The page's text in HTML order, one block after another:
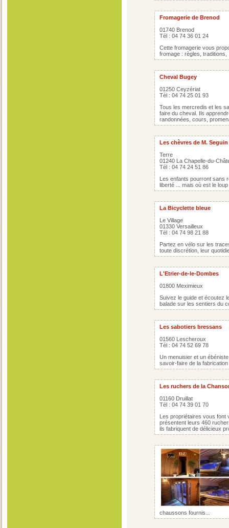
Fromagerie de Brenod
01740 Brenod
Tél : 04 74 36 01 24
Cette fromagerie vous
fromage : règles, traditions,
Cheval Bugey
01250 Ceyzériat
Tél : 04 74 25 01 93
Tous les mercredis et les
faire du cheval. Ils
randonnées, cours,
Les chèvres de M. Seguin
Terre
01240 La Chapelle-du-
Tél : 04 74 24 51 86
Les enfants pourront sans
liberté ... mais où est le loup
La Bicyclette bleue
Le Village
01330 Versailleux
Tél : 04 74 98 21 88
Partez en vélo sur les
toute discrétion, leur
L'Etrier-de-le-Dombes
01800 Meximieux
Suivez le guide et écoutez
balade sur les sentiers du
Les sabotiers bressans
01560 Lescheroux
Tél : 04 74 52 69 78
Un menuisier et un
savoir-faire de la
Les ruchers de la
01160 Druillat
Tél : 04 74 39 01 70
Les propriétaires vous font
présentent leurs 460
ils fabriquent de délicieux
chaussons fournis...